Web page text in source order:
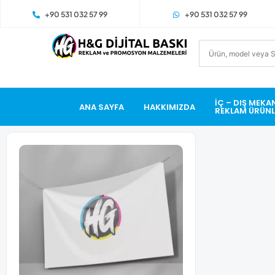
+90 531 032 57 99 +90 531 032 57 99
ANA SAYFA HAKKIMIZDA İÇ – DIŞ
REKLAM